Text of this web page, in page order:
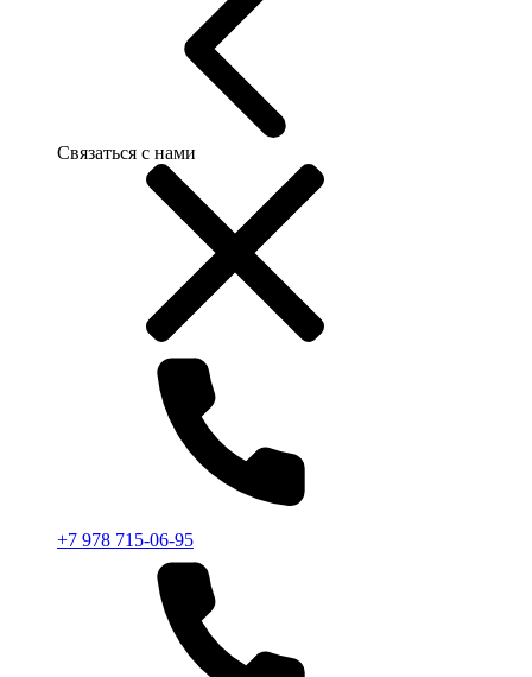
Связаться с нами
+7 978 715-06-95